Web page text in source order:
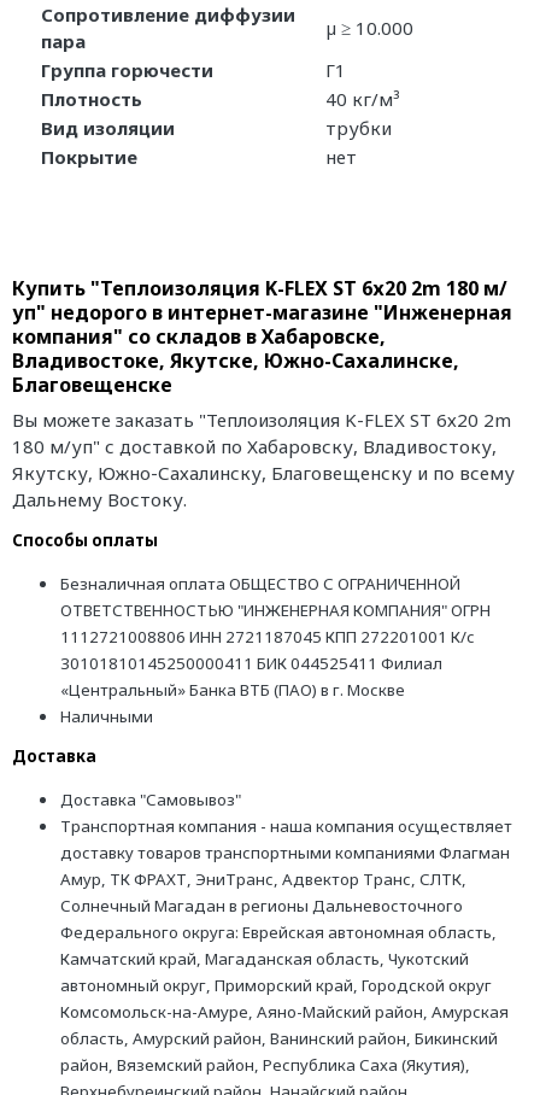
Сопротивление диффузии
пара
µ ≥ 10.000
Группа горючести
Г1
Плотность
40 кг/м³
Вид изоляции
трубки
Покрытие
нет
Купить "Теплоизоляция K-FLEX ST 6х20 2m 180 м/
уп" недорого в интернет-магазине "Инженерная
компания" со складов в Хабаровске,
Владивостоке, Якутске, Южно-Сахалинске,
Благовещенске
Вы можете заказать "Теплоизоляция K-FLEX ST 6х20 2m
180 м/уп" с доставкой по Хабаровску, Владивостоку,
Якутску, Южно-Сахалинску, Благовещенску и по всему
Дальнему Востоку.
Способы оплаты
Безналичная оплата ОБЩЕСТВО С ОГРАНИЧЕННОЙ
ОТВЕТСТВЕННОСТЬЮ "ИНЖЕНЕРНАЯ КОМПАНИЯ" ОГРН
1112721008806 ИНН 2721187045 КПП 272201001 К/с
30101810145250000411 БИК 044525411 Филиал
«Центральный» Банка ВТБ (ПАО) в г. Москве
Наличными
Доставка
Доставка "Самовывоз"
Транспортная компания - наша компания осуществляет
доставку товаров транспортными компаниями Флагман
Амур, ТК ФРАХТ, ЭниТранс, Адвектор Транс, СЛТК,
Солнечный Магадан в регионы Дальневосточного
Федерального округа: Еврейская автономная область,
Камчатский край, Магаданская область, Чукотский
автономный округ, Приморский край, Городской округ
Комсомольск-на-Амуре, Аяно-Майский район, Амурская
область, Амурский район, Ванинский район, Бикинский
район, Вяземский район, Республика Саха (Якутия),